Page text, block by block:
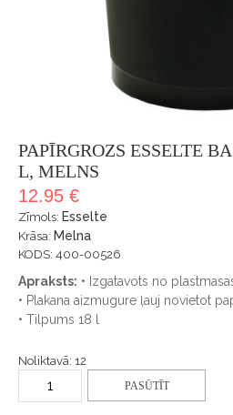
PAPĪRGROZS ESSELTE
L, MELNS
12.95 €
Zīmols: Esselte
Krāsa: Melna
KODS: 400-00526
Apraksts: • Izgatavots no
• Plakana aizmugure ļauj novietot
• Tilpums 18 l
Noliktavā: 12
PASŪTĪT